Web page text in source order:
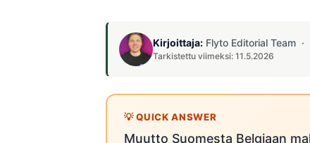
Kirjoittaja: Flyto Editorial Team ·
Tarkistettu viimeksi: 11.5.2026
Muutto Suomesta Belgiaan